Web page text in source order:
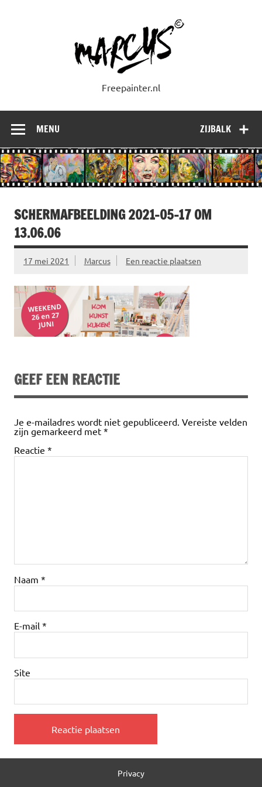
Freepainter.nl
ZIJBALK
MENU
SCHERMAFBEELDING 2021-05-17 OM
13.06.06
17 mei 2021 Marcus Een reactie plaatsen
GEEF EEN REACTIE
Je e-mailadres wordt niet gepubliceerd. Vereiste velden
zijn gemarkeerd met *
Reactie *
Naam *
E-mail *
Site
Privacy